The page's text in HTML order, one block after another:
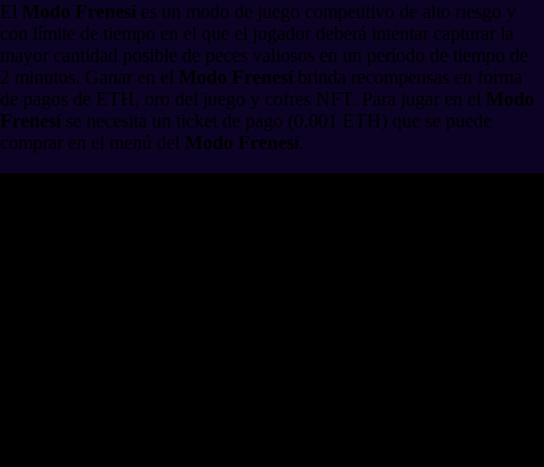
El Modo Frenesí es un modo de juego competitivo de alto riesgo y
con límite de tiempo en el que el jugador deberá intentar capturar la
mayor cantidad posible de peces valiosos en un período de tiempo de
2 minutos. Ganar en el Modo Frenesí brinda recompensas en forma
de pagos de ETH, oro del juego y cofres NFT. Para jugar en el Modo
Frenesí se necesita un ticket de pago (0,001 ETH) que se puede
comprar en el menú del Modo Frenesí.